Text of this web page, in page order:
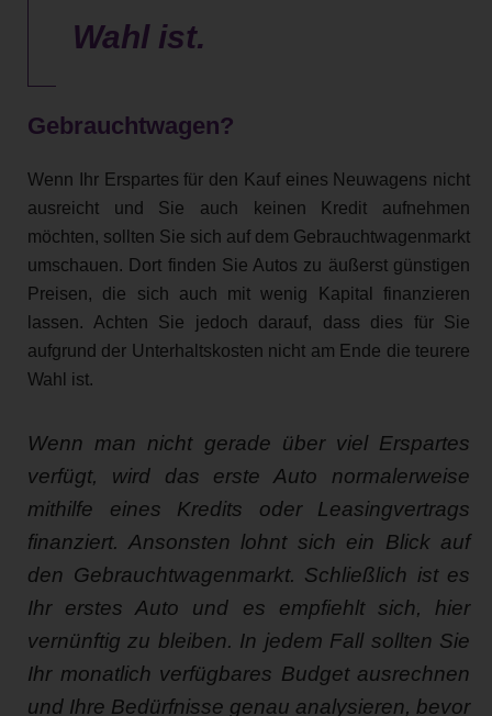
Wahl ist.
Gebrauchtwagen?
Wenn Ihr Erspartes für den Kauf eines Neuwagens nicht
ausreicht und Sie auch keinen Kredit aufnehmen
möchten, sollten Sie sich auf dem Gebrauchtwagenmarkt
umschauen. Dort finden Sie Autos zu äußerst günstigen
Preisen, die sich auch mit wenig Kapital finanzieren
lassen. Achten Sie jedoch darauf, dass dies für Sie
aufgrund der Unterhaltskosten nicht am Ende die teurere
Wahl ist.
Wenn man nicht gerade über viel Erspartes
verfügt, wird das erste Auto normalerweise
mithilfe eines Kredits oder Leasingvertrags
finanziert. Ansonsten lohnt sich ein Blick auf
den Gebrauchtwagenmarkt. Schließlich ist es
Ihr erstes Auto und es empfiehlt sich, hier
vernünftig zu bleiben. In jedem Fall sollten Sie
Ihr monatlich verfügbares Budget ausrechnen
und Ihre Bedürfnisse genau analysieren, bevor